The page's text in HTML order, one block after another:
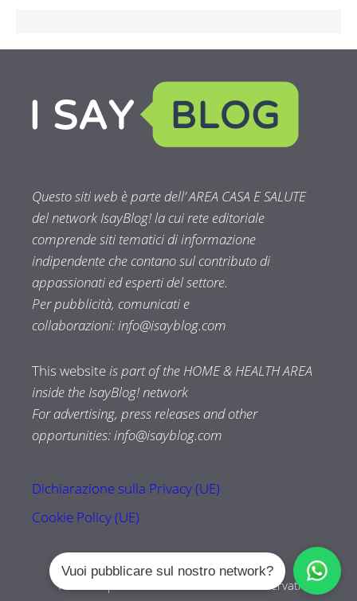
Questo siti web è parte dell’ AREA CASA E SALUTE
del network IsayBlog! la cui rete editoriale
comprende siti tematici di informazione
indipendente che contano sul contributo di
appassionati ed esperti del settore.
Per pubblicità, comunicati e
collaborazioni:info@isayblog.com
This websiteis part of the HOME & HEALTH AREA
inside the IsayBlog! network
For advertising, press releases and other
opportunities:info@isayblog.com
Dichiarazione sulla Privacy (UE)
Cookie Policy (UE)
Tuttozampe.com © 2026 Tutti i diritti riservati
Vuoi pubblicare sul nostro network?